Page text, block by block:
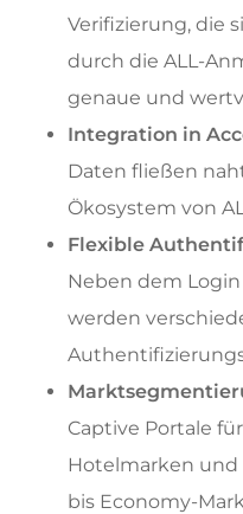
Verifizierung, die
durch die ALL-
genaue und
Integration in
Daten fließen
Ökosystem von
Flexible
Neben dem
werden
Captive Portale
Hotelmarken und
bis Economy-